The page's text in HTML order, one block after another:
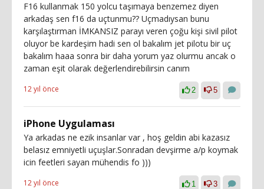
F16 kullanmak 150 yolcu taşımaya benzemez diyen
arkadaş sen f16 da uçtunmu?? Uçmadıysan bunu
karşılaştırman İMKANSIZ parayı veren çoğu kişi sivil pilot
oluyor be kardeşim hadi sen ol bakalım jet pilotu bir uç
bakalım haaa sonra bir daha yorum yaz olurmu ancak o
zaman eşit olarak değerlendirebilirsin canım
12 yıl önce 2 5
iPhone Uygulaması
Ya arkadas ne ezik insanlar var , hoş geldin abi kazasız
belasız emniyetli uçuşlar.Sonradan devşirme a/p koymak
icin feetleri sayan mühendis fo )))
12 yıl önce 1 3